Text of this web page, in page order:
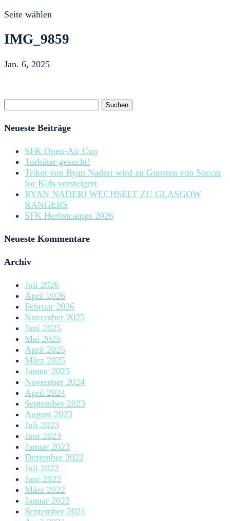
Seite wählen
IMG_9859
Jan. 6, 2025
Suchen
Neueste Beiträge
SFK Open-Air Cup
Torhüter gesucht!
Trikot von Ryan Naderi wird zu Gunsten von Soccer
for Kids versteigert
RYAN NADERI WECHSELT ZU GLASGOW
RANGERS
SFK Herbstcamps 2026
Neueste Kommentare
Archiv
Juli 2026
April 2026
Februar 2026
November 2025
Juni 2025
Mai 2025
April 2025
März 2025
Januar 2025
November 2024
April 2024
September 2023
August 2023
Juli 2023
Juni 2023
Januar 2023
Dezember 2022
Juli 2022
Juni 2022
März 2022
Januar 2022
September 2021